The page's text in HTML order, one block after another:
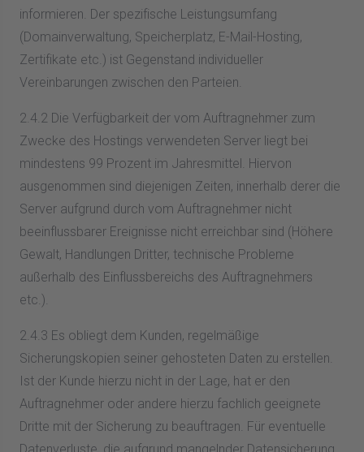
informieren. Der spezifische Leistungsumfang
(Domainverwaltung, Speicherplatz, E-Mail-Hosting,
Zertifikate etc.) ist Gegenstand individueller
Vereinbarungen zwischen den Parteien.
2.4.2 Die Verfügbarkeit der vom Auftragnehmer zum
Zwecke des Hostings verwendeten Server liegt bei
mindestens 99 Prozent im Jahresmittel. Hiervon
ausgenommen sind diejenigen Zeiten, innerhalb derer die
Server aufgrund durch vom Auftragnehmer nicht
beeinflussbarer Ereignisse nicht erreichbar sind (Höhere
Gewalt, Handlungen Dritter, technische Probleme
außerhalb des Einflussbereichs des Auftragnehmers
etc.).
2.4.3 Es obliegt dem Kunden, regelmäßige
Sicherungskopien seiner gehosteten Daten zu erstellen.
Ist der Kunde hierzu nicht in der Lage, hat er den
Auftragnehmer oder andere hierzu fachlich geeignete
Dritte mit der Sicherung zu beauftragen. Für eventuelle